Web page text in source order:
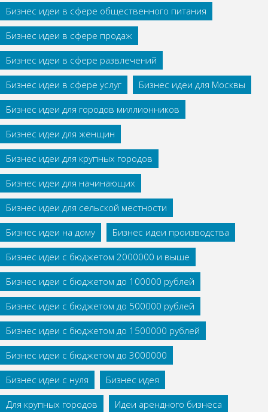
Бизнес идеи в сфере общественного питания
Бизнес идеи в сфере продаж
Бизнес идеи в сфере развлечений
Бизнес идеи в сфере услуг
Бизнес идеи для Москвы
Бизнес идеи для городов миллионников
Бизнес идеи для женщин
Бизнес идеи для крупных городов
Бизнес идеи для начинающих
Бизнес идеи для сельской местности
Бизнес идеи на дому
Бизнес идеи производства
Бизнес идеи с бюджетом 2000000 и выше
Бизнес идеи с бюджетом до 100000 рублей
Бизнес идеи с бюджетом до 500000 рублей
Бизнес идеи с бюджетом до 1500000 рублей
Бизнес идеи с бюджетом до 3000000
Бизнес идеи с нуля
Бизнес идея
Для крупных городов
Идеи арендного бизнеса